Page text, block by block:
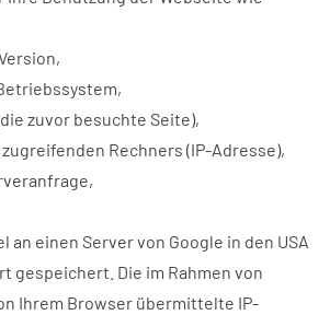
zuvor besuchte Seite),
Rechners (IP-Adresse),
an einen Server von Google in den USA
gespeichert. Die im Rahmen von
Ihrem Browser übermittelte IP-